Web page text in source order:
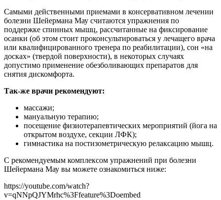
Самыми действенными приемами в консервативном лечении
болезни Шейермана Мау считаются упражнения по
поддержке спинных мышц, рассчитанные на фиксирование
осанки (об этом стоит проконсультироваться у лечащего врача
или квалифицированного тренера по реабилитации), сон «на
досках» (твердой поверхности), в некоторых случаях
допустимо применение обезболивающих препаратов для
снятия дискомфорта.
Так-же врачи рекомендуют:
массажи;
мануальную терапию;
посещение физиотерапевтических мероприятий (йога на
открытом воздухе, секции ЛФК);
гимнастика на постизометрическую релаксацию мышц.
С рекомендуемым комплексом упражнений при болезни
Шейермана Мау вы можете ознакомиться ниже:
https://youtube.com/watch?
v=qNNpQJYMrhc%3Ffeature%3Doembed